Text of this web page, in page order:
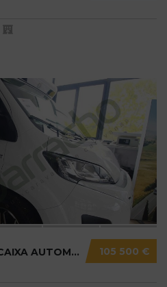
105 500 €
CI MAGIS SELEKT 67XT (CAIXA AUTOMÁTICA) N20....